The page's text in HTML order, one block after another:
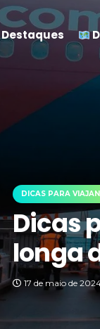
Destaques
DICAS PARA
Dicas
longa
17 de maio de